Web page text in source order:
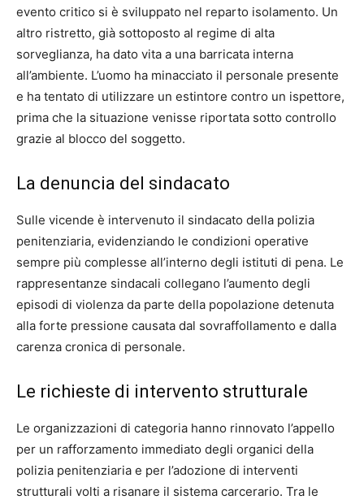
evento critico si è sviluppato nel reparto isolamento. Un
altro ristretto, già sottoposto al regime di alta
sorveglianza, ha dato vita a una barricata interna
all’ambiente. L’uomo ha minacciato il personale presente
e ha tentato di utilizzare un estintore contro un ispettore,
prima che la situazione venisse riportata sotto controllo
grazie al blocco del soggetto.
La denuncia del sindacato
Sulle vicende è intervenuto il sindacato della polizia
penitenziaria, evidenziando le condizioni operative
sempre più complesse all’interno degli istituti di pena. Le
rappresentanze sindacali collegano l’aumento degli
episodi di violenza da parte della popolazione detenuta
alla forte pressione causata dal sovraffollamento e dalla
carenza cronica di personale.
Le richieste di intervento strutturale
Le organizzazioni di categoria hanno rinnovato l’appello
per un rafforzamento immediato degli organici della
polizia penitenziaria e per l’adozione di interventi
strutturali volti a risanare il sistema carcerario. Tra le